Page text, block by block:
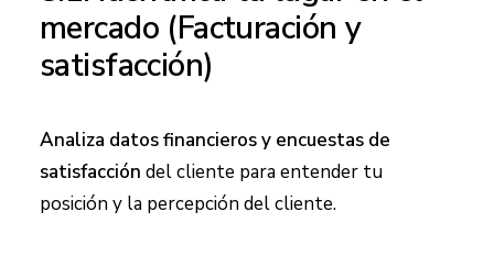
mercado (Facturación y
satisfacción)
Analiza datos financieros y encuestas de
satisfacción del cliente para entender tu
posición y la percepción del cliente.